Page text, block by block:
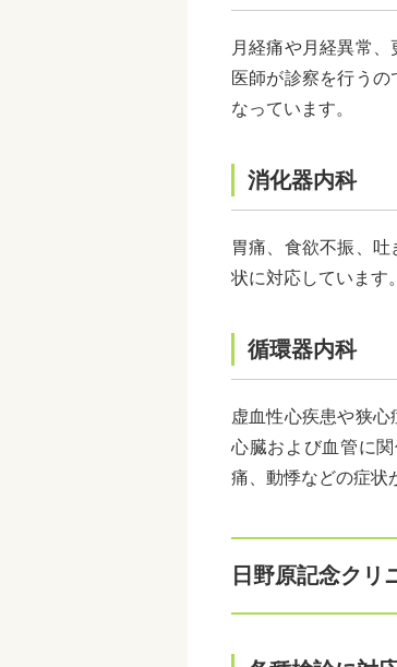
月経痛や月経異常
医師が診察を行う
なっています。
消化器内科
胃痛、食欲不振、
状に対応しています
循環器内科
虚血性心疾患や狭
心臓および血管に
痛、動悸などの症状
日野原記念クリ